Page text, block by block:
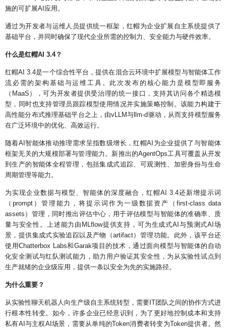
施的可扩展AI应用。
通过为开发者与运维人员提供统一框架，红帽为企业扩展自主系统提供了
基础平台，并同时确保了现代企业所需的控制力、安全能力与硬件效率。
什么是红帽AI 3.4？
红帽AI 3.4是一个综合性平台，提供在混合云环境中扩展模型与智能体工作
流必需的架构基础与运维工具。此次发布的核心能力是模型即服务
（MaaS），可为开发者提供受治理的统一接口，支持其访问各个精选模
型，同时也支持管理员跟踪模型使用情况并实施策略控制。该能力构建于
高性能分布式推理基础平台之上，由vLLM与llm-d驱动，从而支持模型服务
在广泛环境中的优化、高效运行。
随着AI智能体推动推理需求呈指数级增长，红帽AI为企业提供了与智能体
框架无关的大规模部署与管理能力。新推出的AgentOps工具可覆盖从开发
到生产的智能体全程管理，包括集成式追踪、可观测性、加密身份与生命
周期管理等能力。
为实现企业数据与模型、智能体的深度融合，红帽AI 3.4还新增提示词
（prompt）管理能力，将提示词作为一级数据资产（first-class data
assets）管理，同时推出评估中心，用于评估模型与智能体的准确率、质
量与安全性。上述能力由MLflow提供支持，可为生成式AI与预测式AI场
景，提供集成式实验追踪以及产物（artifact）管理功能。此外，该平台还
使用Chatterbox Labs和Garak项目的技术，通过面向模型与智能体的自动
化安全测试与红队测试能力，助力用户验证其安全性，为从实验性试点到
生产就绪的企业级应用，提供一条以安全为先的实施路径。
为什么重要？
从实验性聊天机器人向生产级自主系统转型，需要IT团队之间的协作方式进
行根本性转变。如今，许多企业已经意识到，为了更好地控制成本和支持
私有AI与主权AI场景，需要从单纯的Token消费者转变为Token提供者。然